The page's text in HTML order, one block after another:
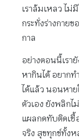
เราล้มเหลว ไม่
กระทั่งร่างกายข
กาล
อย่างตอนนี้เรา
หากินได้ อยากท
ได้แล้ว นอนหา
ตัวเอง ยังพลิกไ
แผลกดทับติดเชื้
จริง สุขทุกข์ทั้งห